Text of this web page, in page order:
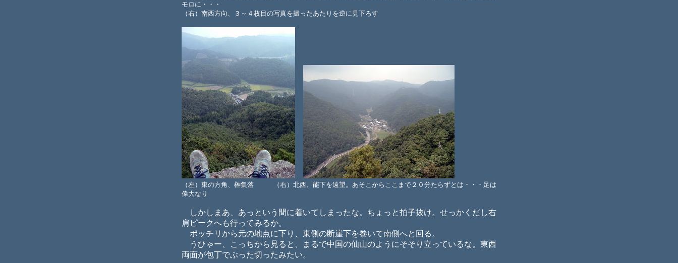
モロに・・・
（右）南西方向、３～４枚目の写真を撮ったあたりを逆に見下ろす
（左）東の方角、榊集落 （右）北西、能下を遠望。あそこからここまで２０分たらずとは・・・足は
偉大なり
しかしまあ、あっという間に着いてしまったな。ちょっと拍子抜け。せっかくだし右
肩ピークへも行ってみるか。
ポッチリから元の地点に下り、東側の断崖下を巻いて南側へと回る。
うひゃー、こっちから見ると、まるで中国の仙山のようにそそり立っているな。東西
両面が包丁でぶった切ったみたい。